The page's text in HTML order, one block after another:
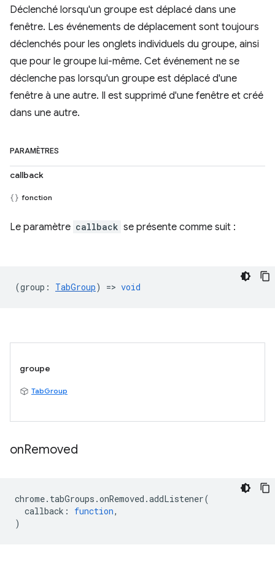
Déclenché lorsqu'un groupe est déplacé dans une
fenêtre. Les événements de déplacement sont toujours
déclenchés pour les onglets individuels du groupe, ainsi
que pour le groupe lui-même. Cet événement ne se
déclenche pas lorsqu'un groupe est déplacé d'une
fenêtre à une autre. Il est supprimé d'une fenêtre et créé
dans une autre.
PARAMÈTRES
callback
fonction
Le paramètre callback se présente comme suit :
(group : TabGroup) => void
groupe
TabGroup
onRemoved
chrome. tabGroups .onRemoved .addListener(
callback : function,
)